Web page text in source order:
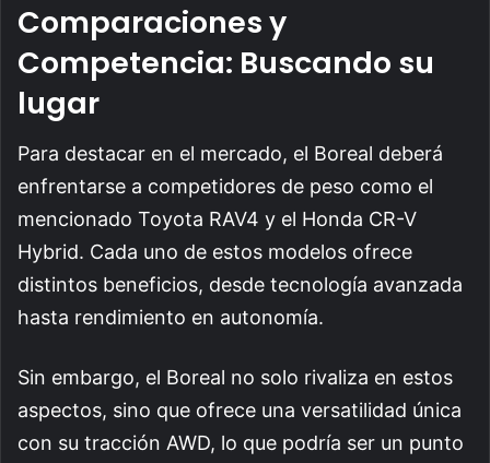
Comparaciones y
Competencia: Buscando su
lugar
Para destacar en el mercado, el Boreal deberá
enfrentarse a competidores de peso como el
mencionado Toyota RAV4 y el Honda CR-V
Hybrid. Cada uno de estos modelos ofrece
distintos beneficios, desde tecnología avanzada
hasta rendimiento en autonomía.
Sin embargo, el Boreal no solo rivaliza en estos
aspectos, sino que ofrece una versatilidad única
con su tracción AWD, lo que podría ser un punto